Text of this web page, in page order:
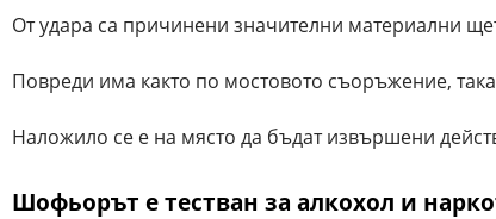
От удара са причинени значителни материални
Повреди има както по мостовото съоръжение,
Наложило се е на място да бъдат извършени
Шофьорът е тестван за алкохол и